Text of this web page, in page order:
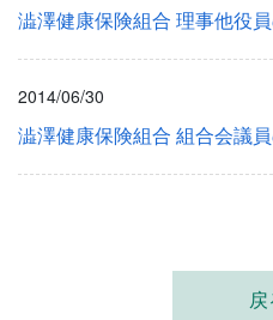
澁澤健康保険組合 理事他役
2014/06/30
澁澤健康保険組合 組合会議
戻